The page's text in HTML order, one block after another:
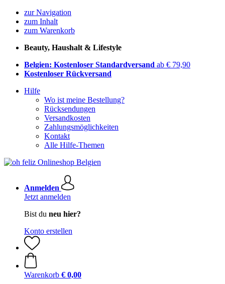
zur Navigation
zum Inhalt
zum Warenkorb
Beauty, Haushalt & Lifestyle
Belgien: Kostenloser Standardversand ab € 79,90
Kostenloser Rückversand
Hilfe
Wo ist meine Bestellung?
Rücksendungen
Versandkosten
Zahlungsmöglichkeiten
Kontakt
Alle Hilfe-Themen
Anmelden
Jetzt anmelden
Bist du neu hier?
Konto erstellen
Warenkorb € 0,00